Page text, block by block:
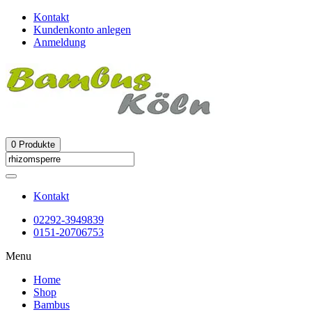
Kontakt
Kundenkonto anlegen
Anmeldung
0 Produkte
Kontakt
02292-3949839
0151-20706753
Menu
Home
Shop
Bambus